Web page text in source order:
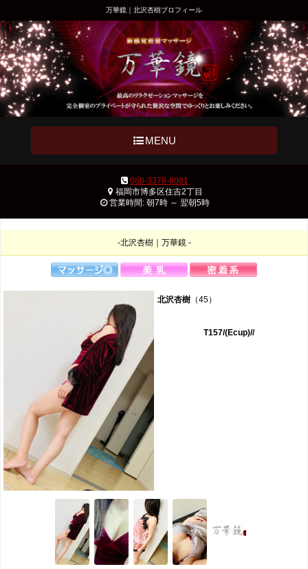
万華鏡｜北沢杏樹プロフィール
MENU
080-3378-8081
福岡市博多区住吉2丁目
営業時間: 朝7時 ～ 翌朝5時
-北沢杏樹｜万華鏡 -
北沢杏樹 （45）
T157/(Ecup)//